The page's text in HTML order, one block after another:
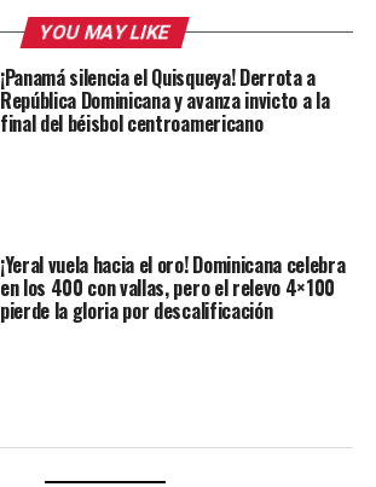
YOU MAY LIKE
¡Panamá silencia el Quisqueya! Derrota a
República Dominicana y avanza invicto a la
final del béisbol centroamericano
¡Yeral vuela hacia el oro! Dominicana celebra
en los 400 con vallas, pero el relevo 4×100
pierde la gloria por descalificación